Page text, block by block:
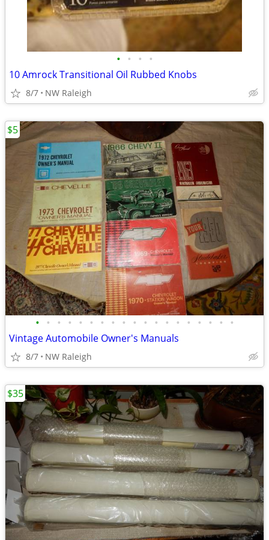
• • • •
10 Amrock Transitional Oil Rubbed Knobs
8/7 NW Raleigh
• • • • • • • • • • • • • • • • • • •
Vintage Automobile Owner's Manuals
8/7 NW Raleigh
$5
$35